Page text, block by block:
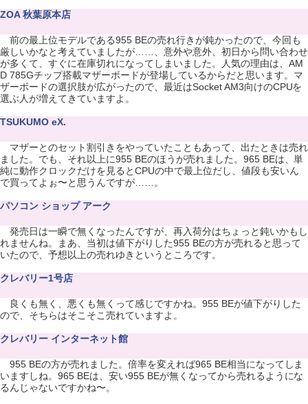
ZOA 秋葉原本店
前の最上位モデルである955 BEの売れ行きが鈍かったので、今回も
厳しいかなと考えていましたが……、意外や意外、初日から問い合わせ
が多くて、すぐに在庫切れになってしまいました。人気の理由は、AM
D 785Gチップ搭載マザーボードが登場しているからだと思います。マ
ザーボードの選択肢が広がったので、最近はSocket AM3向けのCPUを
選ぶ人が増えてきていますよ。
TSUKUMO eX.
マザーとのセット割引きをやっていたこともあって、出たときは売れ
ました。でも、それ以上に955 BEのほうが売れました。965 BEは、単
純に動作クロックだけを見るとCPUの中で最上位だし、値段も安いん
で買ってよぉ〜と思うんですが……。
パソコン ショップ アーク
発売日は一瞬で無くなったんですが、再入荷分はちょっと鈍いかもし
れませんね。まあ、当初は値下がりした955 BEの方が売れると思って
いたので、予想以上の売れゆきというところです。
クレバリー1号店
良くも無く、悪くも無くって感じですかね。955 BEが値下がりした
ので、そちらはそこそこ売れていますよ。
クレバリー インターネット館
955 BEの方が売れました。倍率を変えれば965 BE相当になってしま
いますしね。965 BEは、安い955 BEが無くなってから売れるようにな
るんじゃないですかね〜。